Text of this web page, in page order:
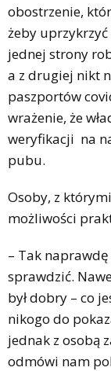
obostrzenie,
żeby
jednej strony
a z drugiej nikt
paszportów
wrażenie, że
weryfikacji na
pubu.
Osoby, z
możliwości
– Tak
sprawdzić.
był dobry – co
nikogo do
jednak z osobą
odmówi nam